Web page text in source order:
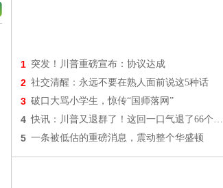
1 突发！川普重磅宣布：协议达成
2 社交清醒：永远不要在熟人面前说这5种话
3 破口大骂小学生，惊传“国师落网”
4 快讯：川普又退群了！这回一口气退了66个…
5 一条被低估的重磅消息，震动整个华盛顿